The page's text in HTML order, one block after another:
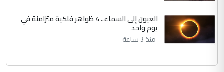
العيون إلى السماء.. 4 ظواهر فلكية متزامنة في
يوم واحد
منذ 3 ساعة